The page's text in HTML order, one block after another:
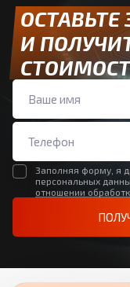
ОСТАВЬТЕ
И
Заполняя форму, я
персональных
отношении